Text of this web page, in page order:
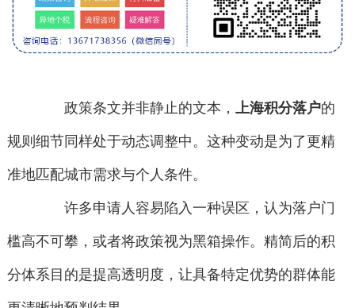
政策条文并非静止的文本，上海积分落户的
规则细节同样处于动态调整中。这种变动是为了更精
准地匹配城市需求与个人条件。
许多申请人容易陷入一种误区，认为落户门
槛高不可攀，或者将政策视为黑箱操作。精简后的积
分体系目的是提高透明度，让具备特定优势的群体能